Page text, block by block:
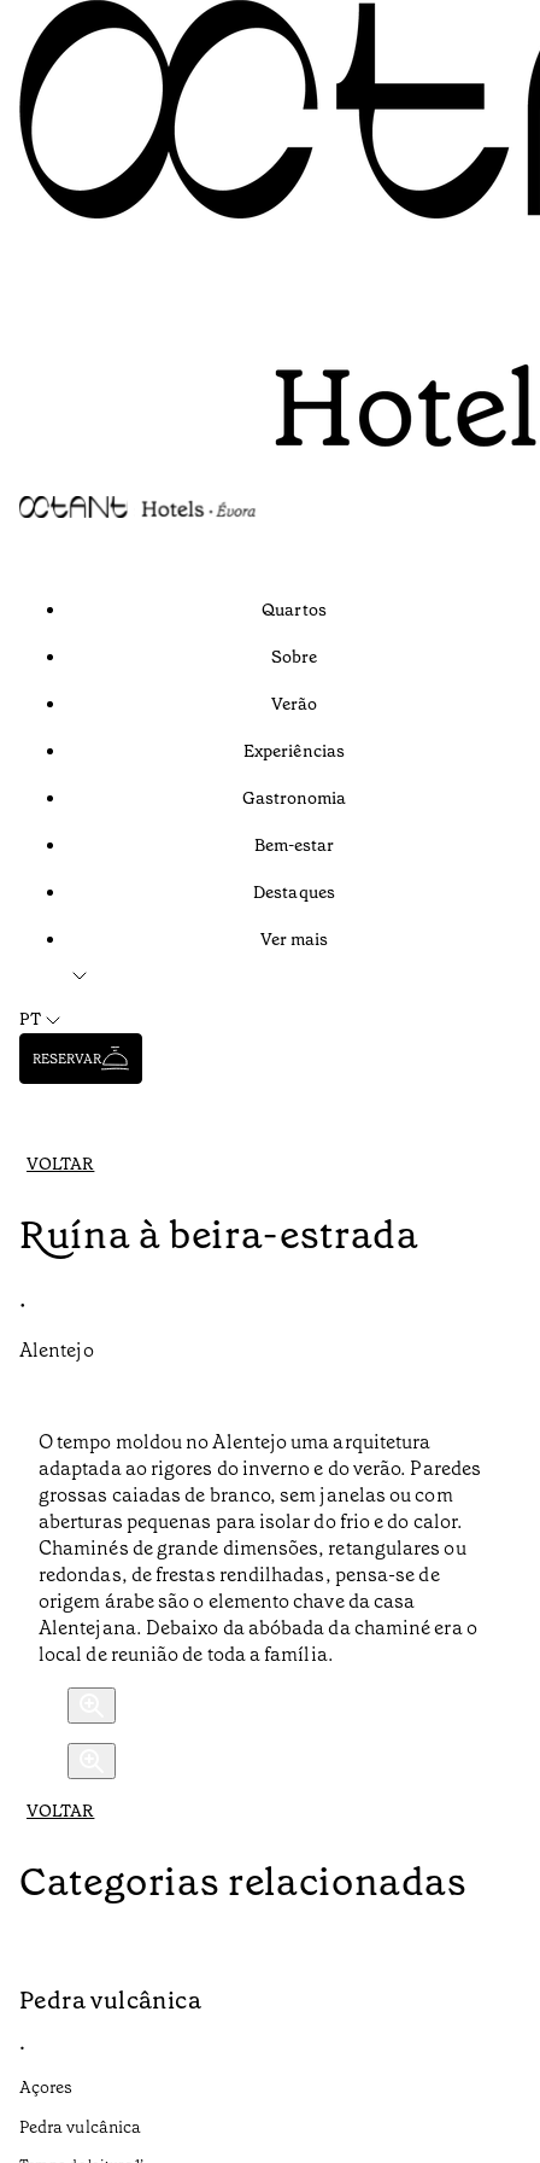
Quartos
Sobre
Verão
Experiências
Gastronomia
Bem-estar
Destaques
Ver mais
PT
RESERVAR
VOLTAR
Ruína à beira-estrada
•
Alentejo
O tempo moldou no Alentejo uma arquitetura
adaptada ao rigores do inverno e do verão. Paredes
grossas caiadas de branco, sem janelas ou com
aberturas pequenas para isolar do frio e do calor.
Chaminés de grande dimensões, retangulares ou
redondas, de frestas rendilhadas, pensa-se de
origem árabe são o elemento chave da casa
Alentejana. Debaixo da abóbada da chaminé era o
local de reunião de toda a família.
VOLTAR
Categorias relacionadas
Pedra vulcânica
•
Açores
Pedra vulcânica